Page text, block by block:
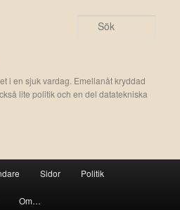
i en sjuk vardag. Emellanåt kryddad
lite politik och en del datatekniska
Sidor Politik
Om…